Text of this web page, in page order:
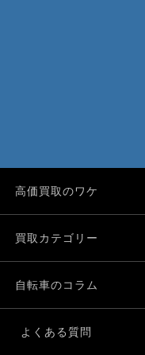
高価買取のワケ
買取カテゴリー
自転車のコラム
よくある質問